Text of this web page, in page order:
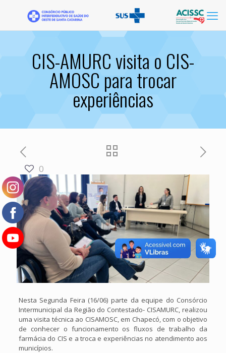
CIS-AMURC visita o CIS-
AMOSC para trocar
experiências
0
Nesta Segunda Feira (16/06) parte da equipe do Consórcio
Intermunicipal da Região do Contestado- CISAMURC, realizou
uma visita técnica ao CISAMOSC, em Chapecó, com o objetivo
de conhecer o funcionamento os fluxos de trabalho da
farmácia do CIS e a troca e experiências no atendimento aos
municípios.